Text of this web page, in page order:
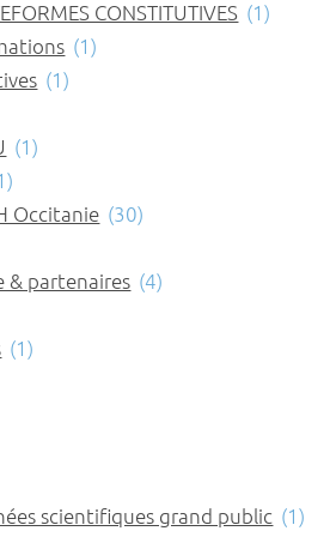
CONSTITUTIVES (1)
(1)
(1)
(1)
Occitanie (30)
& partenaires (4)
(1)
scientifiques grand public (1)